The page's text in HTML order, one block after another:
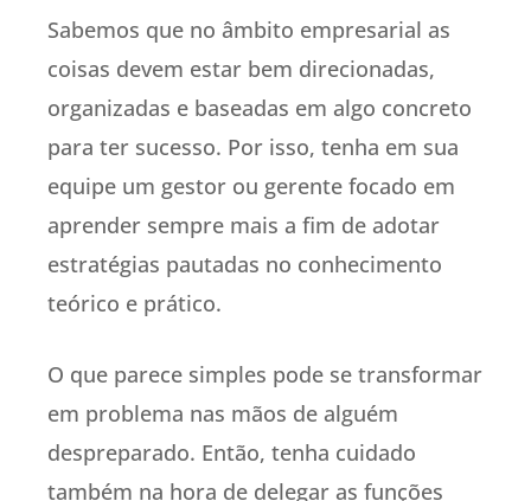
Sabemos que no âmbito empresarial as
coisas devem estar bem direcionadas,
organizadas e baseadas em algo concreto
para ter sucesso. Por isso, tenha em sua
equipe um gestor ou gerente focado em
aprender sempre mais a fim de adotar
estratégias pautadas no conhecimento
teórico e prático.
O que parece simples pode se transformar
em problema nas mãos de alguém
despreparado. Então, tenha cuidado
também na hora de delegar as funções